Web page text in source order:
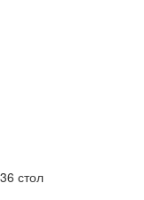
36 стол